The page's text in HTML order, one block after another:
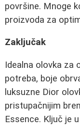
površine. Mnoge
proizvoda za
Zaključak
Idealna olovka za
potreba, boje
luksuzne Dior
pristupačnijim
Essence. Ključ je